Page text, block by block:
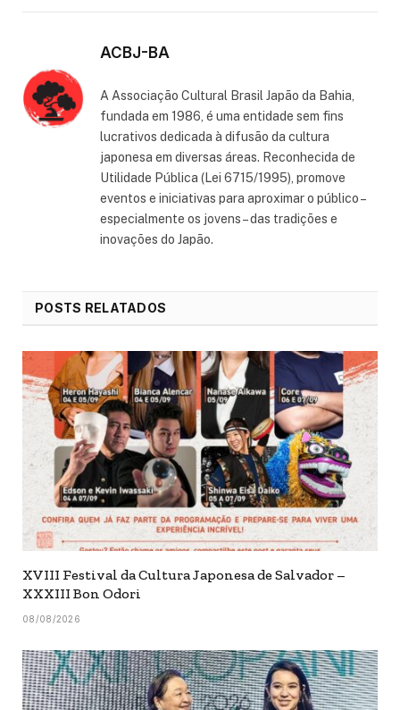
ACBJ-BA
A Associação Cultural Brasil Japão da Bahia,
fundada em 1986, é uma entidade sem fins
lucrativos dedicada à difusão da cultura
japonesa em diversas áreas. Reconhecida de
Utilidade Pública (Lei 6715/1995), promove
eventos e iniciativas para aproximar o público –
especialmente os jovens – das tradições e
inovações do Japão.
POSTS RELATADOS
XVIII Festival da Cultura Japonesa de Salvador –
XXXIII Bon Odori
08/08/2026